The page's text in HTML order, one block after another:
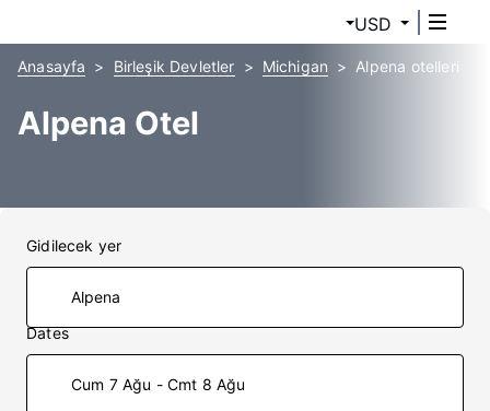
USD
Anasayfa Birleşik Devletler Michigan Alpena otelleri
Alpena Otel
Gidilecek yer
Dates
Cum 7 Ağu - Cmt 8 Ağu